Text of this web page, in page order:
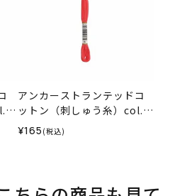
アンカーストランテッドコ
ットン（刺しゅう糸）col.0
035
¥165 (税込)